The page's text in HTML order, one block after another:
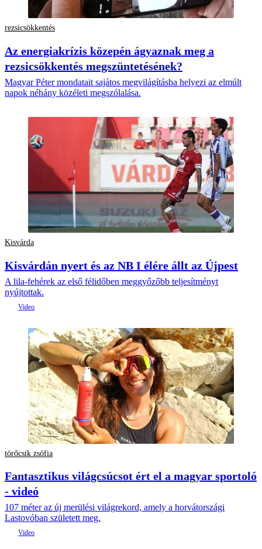
rezsicsökkentés
Az energiakrízis közepén ágyaznak meg a
rezsicsökkentés megszüntetésének?
Magyar Péter mondatait sajátos megvilágításba helyezi az elmúlt
napok néhány közéleti megszólalása.
Kisvárda
Kisvárdán nyert és az NB I élére állt az Újpest
A lila-fehérek az első félidőben meggyőzőbb teljesítményt
nyújtottak.
törőcsik zsófia
Fantasztikus világcsúcsot ért el a magyar sportoló
- videó
107 méter az új merülési világrekord, amely a horvátországi
Lastovóban született meg.